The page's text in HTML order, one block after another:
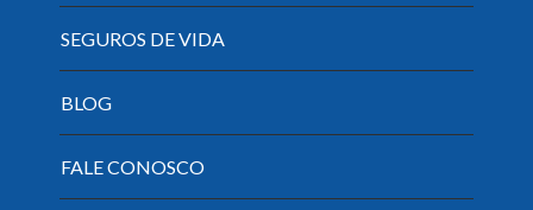
SEGUROS DE VIDA
BLOG
FALE CONOSCO